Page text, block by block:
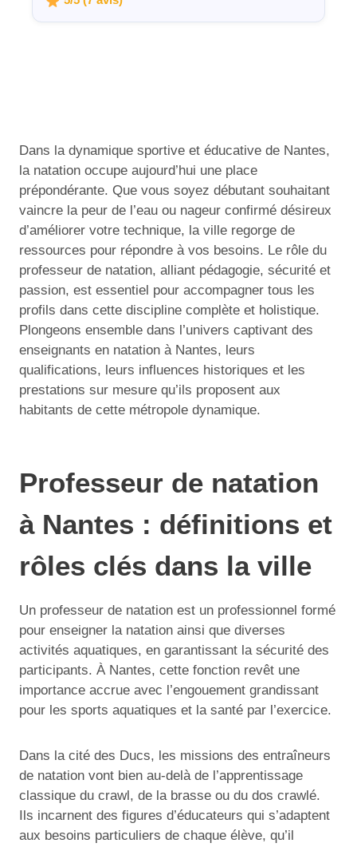
Dans la dynamique sportive et éducative de Nantes,
la natation occupe aujourd’hui une place
prépondérante. Que vous soyez débutant souhaitant
vaincre la peur de l’eau ou nageur confirmé désireux
d’améliorer votre technique, la ville regorge de
ressources pour répondre à vos besoins. Le rôle du
professeur de natation, alliant pédagogie, sécurité et
passion, est essentiel pour accompagner tous les
profils dans cette discipline complète et holistique.
Plongeons ensemble dans l’univers captivant des
enseignants en natation à Nantes, leurs
qualifications, leurs influences historiques et les
prestations sur mesure qu’ils proposent aux
habitants de cette métropole dynamique.
Professeur de natation
à Nantes : définitions et
rôles clés dans la ville
Un professeur de natation est un professionnel formé
pour enseigner la natation ainsi que diverses
activités aquatiques, en garantissant la sécurité des
participants. À Nantes, cette fonction revêt une
importance accrue avec l’engouement grandissant
pour les sports aquatiques et la santé par l’exercice.
Dans la cité des Ducs, les missions des entraîneurs
de natation vont bien au-delà de l’apprentissage
classique du crawl, de la brasse ou du dos crawlé.
Ils incarnent des figures d’éducateurs qui s’adaptent
aux besoins particuliers de chaque élève, qu’il